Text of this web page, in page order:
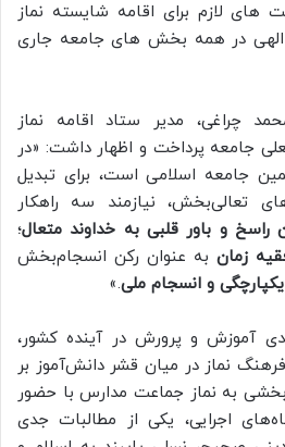
های لازم برای اقامه شایسته نماز
الهی در همه بخش های جامعه جاری
چراغی، مدیر ستاد اقامه نماز
جامعه پرداخت و اظهار داشت: «در
جامعه اسلامی است، برای تبدیل
تعالی‌بخش، نیازمند سه راهکار
راسخ و باور قلبی به خداوند متعال؛
زمان به عنوان رکن انسجام‌بخش
و انسجام ملی.»
آموزش و پرورش در آینده کشور،
نماز در میان قشر دانش‌آموز بر
به نماز جماعت مدارس با حضور
اجرایی، یکی از مطالبات جدی